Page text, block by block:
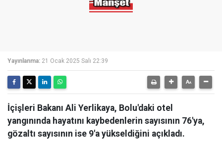
Yayınlanma: 21 Ocak 2025 Salı 22:39
İçişleri Bakanı Ali Yerlikaya, Bolu'daki otel
yangınında hayatını kaybedenlerin sayısının 76'ya,
gözaltı sayısının ise 9'a yükseldiğini açıkladı.